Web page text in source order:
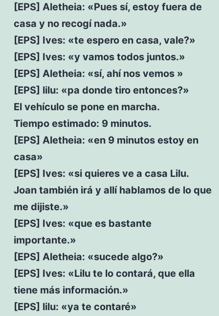
[EPS] Aletheia: «Pues sí, estoy fuera de
casa y no recogí nada.»
[EPS] Ives: «te espero en casa, vale?»
[EPS] Ives: «y vamos todos juntos.»
[EPS] Aletheia: «sí, ahí nos vemos »
[EPS] lilu: «pa donde tiro entonces?»
El vehículo se pone en marcha.
Tiempo estimado: 9 minutos.
[EPS] Aletheia: «en 9 minutos estoy en
casa»
[EPS] Ives: «si quieres ve a casa Lilu.
Joan también irá y allí hablamos de lo que
me dijiste.»
[EPS] Ives: «que es bastante
importante.»
[EPS] Aletheia: «sucede algo?»
[EPS] Ives: «Lilu te lo contará, que ella
tiene más información.»
[EPS] lilu: «ya te contaré»